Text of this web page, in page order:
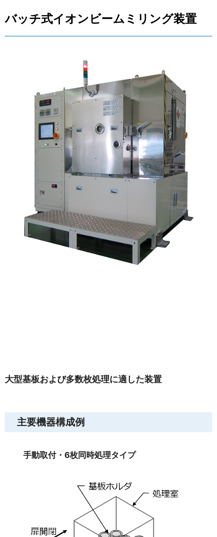
バッチ式イオンビームミリング装置
大型基板および多数枚処理に適した装置
主要機器構成例
手動取付・6枚同時処理タイプ